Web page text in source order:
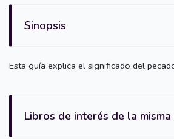
Sinopsis
Esta guía explica el significado del
Libros de interés de la